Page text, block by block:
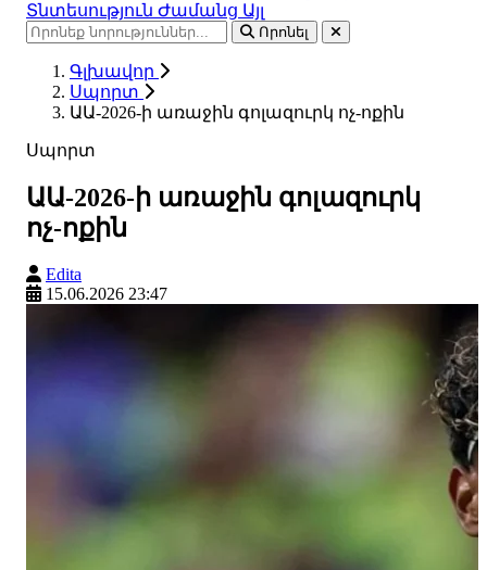
Տնտեսություն Ժամանց Այլ
Որոնել
Գլխավոր
Սպորտ
ԱԱ-2026-ի առաջին գոլազուրկ ոչ-ոքին
Սպորտ
ԱԱ-2026-ի առաջին գոլազուրկ
ոչ-ոքին
Edita
15.06.2026 23:47